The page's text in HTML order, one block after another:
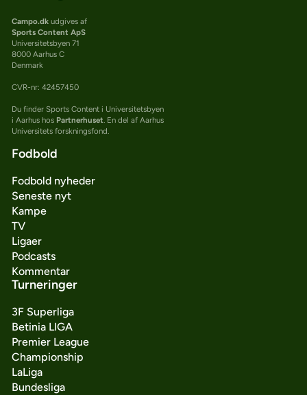
Campo.dkudgives af
Sports Content ApS
Universitetsbyen 71
8000 Aarhus C
Denmark
CVR-nr: 42457450
Du finder Sports Content i Universitetsbyen
i Aarhus hos Partnerhuset. En del af Aarhus
Universitets forskningsfond.
Fodbold
Fodbold nyheder
Seneste nyt
Kampe
TV
Ligaer
Podcasts
Kommentar
Turneringer
3F Superliga
Betinia LIGA
Premier League
Championship
LaLiga
Bundesliga